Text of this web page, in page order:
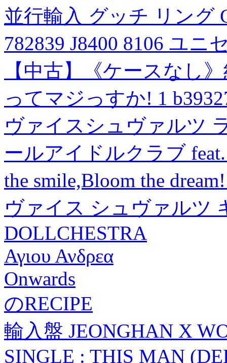
並行輸入 グッチ リング
782839 J8400 8106 ユニ
【中古】《ケースなし
ってマジっすか! 1
ヴァイスシュヴァルツ
ールアイドルクラブ
the smile,Bloom the
ヴァイス シュヴァルツ
DOLLCHESTRA
Αγιου Ανδρεα
Onwards
のRECIPE
輸入盤 JEONGHAN X
SINGLE : THIS MAN